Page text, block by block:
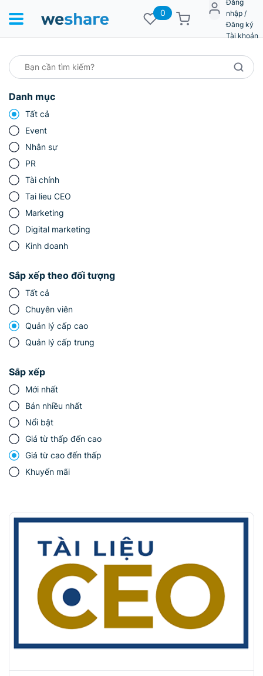
0
Đăng
nhập /
Đăng ký
Tài khoản
Danh mục
Tất cả
Event
Nhân sự
PR
Tài chính
Tai lieu CEO
Marketing
Digital marketing
Kinh doanh
Sắp xếp theo đối tượng
Tất cả
Chuyên viên
Quản lý cấp cao
Quản lý cấp trung
Sắp xếp
Mới nhất
Bán nhiều nhất
Nổi bật
Giá từ thấp đến cao
Giá từ cao đến thấp
Khuyến mãi